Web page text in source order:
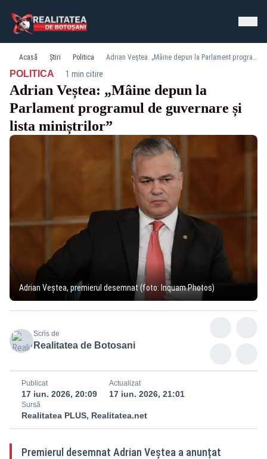
Acasă Știri Politica Adrian Veștea: „Mâine depun la Parlament programul de guvernare și lista miniștrilor”
POLITICA· 1 min citire
Adrian Veștea: „Mâine depun la
Parlament programul de guvernare și
lista miniștrilor”
Adrian Veștea, premierul desemnat (foto: Inquam Photos)
Scris de
Realitatea de Botosani
Publicat
17 iun. 2026, 20:09
Actualizat
17 iun. 2026, 21:01
Sursă
Realitatea PLUS, Realitatea.net
Premierul desemnat Adrian Veștea a anunțat